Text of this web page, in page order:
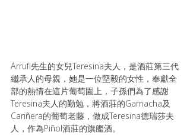
Arrufi先生的女兒Teresina夫人，是酒莊第三代
繼承人的母親，她是一位堅毅的女性，奉獻全
部的熱情在這片葡萄園上，子孫們為了感謝
Teresina夫人的勤勉，將酒莊的Garnacha及
Cariñera的葡萄老藤，做成Teresina德瑞莎夫
人，作為Piñol酒莊的旗艦酒。